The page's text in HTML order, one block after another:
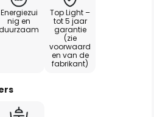
Energiezui
nig en
Top Light –
tot 5 jaar
garantie
(zie
voorwaard
en van de
fabrikant)